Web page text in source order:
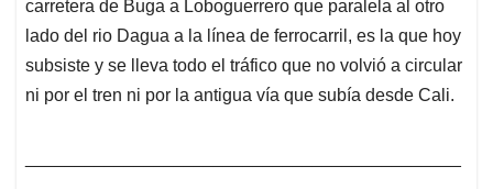
carretera de Buga a Loboguerrero que paralela al otro
lado del rio Dagua a la línea de ferrocarril, es la que hoy
subsiste y se lleva todo el tráfico que no volvió a circular
ni por el tren ni por la antigua vía que subía desde Cali.